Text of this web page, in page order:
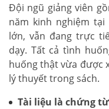
Đội ngũ giảng viên
năm kinh nghiệm
lớn, vẫn đang trực
dạy. Tất cả tình
huống thật vừa được
lý thuyết trong sách.
Tài liệu là chứng